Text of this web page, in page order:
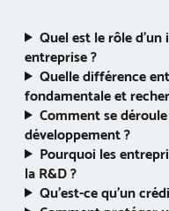
Quel est le rôle
entreprise ?
Quelle différence
fondamentale et
Comment se
développement ?
Pourquoi les
la R&D ?
Qu’est-ce qu’un